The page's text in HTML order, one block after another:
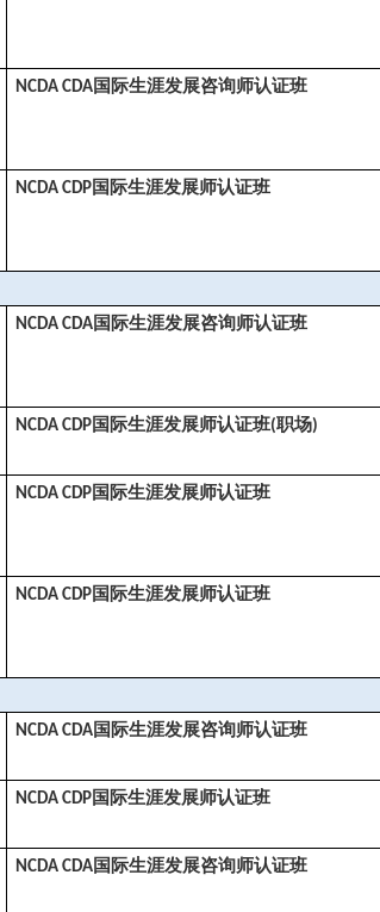
NCDA CDA 国际生涯发展咨询师认证班
NCDA CDP 国际生涯发展师认证班
NCDA CDA 国际生涯发展咨询师认证班
NCDA CDP 国际生涯发展师认证班(职场)
NCDA CDP 国际生涯发展师认证班
NCDA CDP 国际生涯发展师认证班
NCDA CDA 国际生涯发展咨询师认证班
NCDA CDP 国际生涯发展师认证班
NCDA CDA 国际生涯发展咨询师认证班